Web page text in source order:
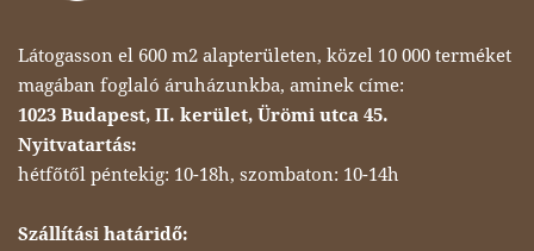
Látogasson el 600 m2 alapterületen, közel 10 000 terméket
magában foglaló áruházunkba, aminek címe:
1023 Budapest, II. kerület, Ürömi utca 45.
Nyitvatartás:
hétfőtől péntekig: 10-18h, szombaton: 10-14h
Szállítási határidő: